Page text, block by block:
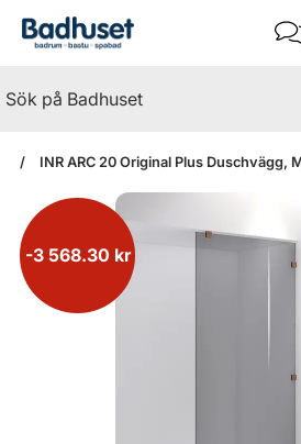
INR ARC 20 Original Plus
-3 568.30 kr